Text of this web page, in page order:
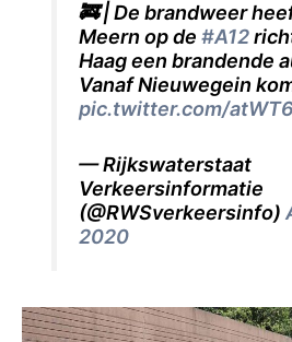
🚒 | De brandweer
Meern op de#A12
Haag een brandende
Vanaf Nieuwegein
pic.twitter.com/
— Rijkswaterstaat
Verkeersinformatie
(@RWSverkeersinfo)
2020